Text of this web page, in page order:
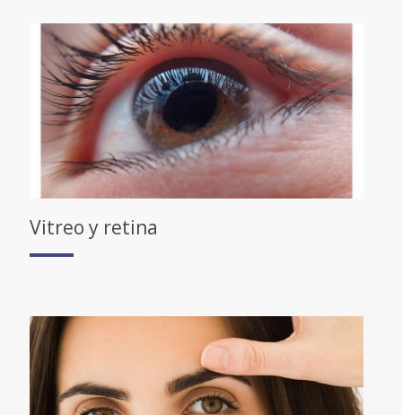
Vitreo y retina